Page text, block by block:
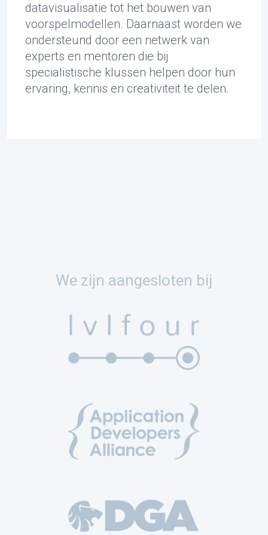
datavisualisatie tot het bouwen van
voorspelmodellen. Daarnaast worden we
ondersteund door een netwerk van
experts en mentoren die bij
specialistische klussen helpen door hun
ervaring, kennis en creativiteit te delen.
We zijn aangesloten bij